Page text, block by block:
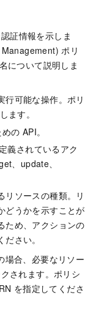
証情報を示しま
ポリ
について説明しま
行可能な操作。ポリ
ます。
の API。
義されているアク
、update、
リソースの種類。リ
どうかを示すことが
ため、アクションの
さい。
場合、必要なリソー
されます。ポリシ
を指定してくださ